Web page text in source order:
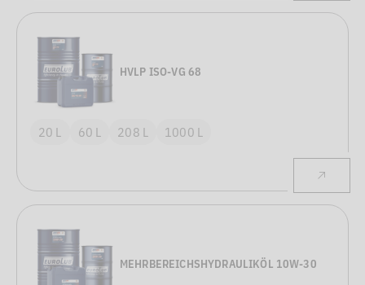
HVLP ISO-VG 68
20 L 60 L 208 L 1000 L
MEHRBEREICHSHYDRAULIKÖL 10W-30